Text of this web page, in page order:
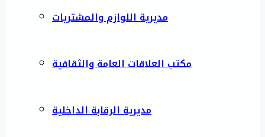
مديرية اللوازم والمشتريات
مكتب العلاقات العامة والثقافية
مديرية الرقابة الداخلية